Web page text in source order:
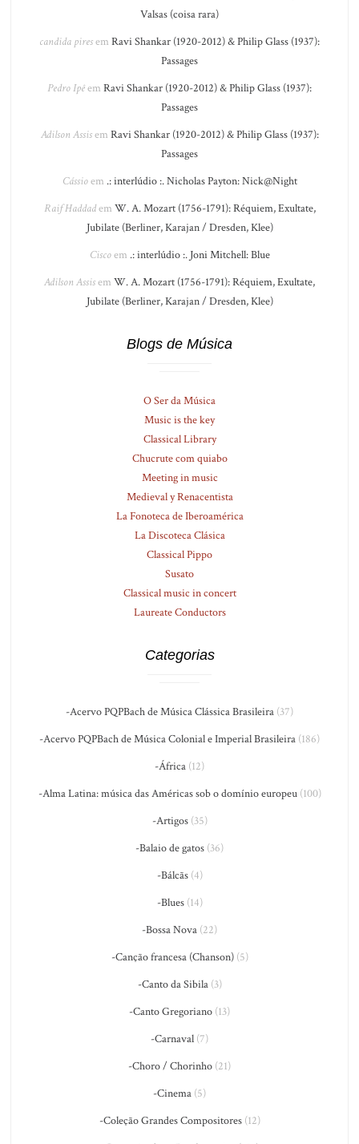
Valsas (coisa rara)
candida piresem Ravi Shankar (1920-2012) & Philip Glass (1937):
Passages
Pedro Ipêem Ravi Shankar (1920-2012) & Philip Glass (1937):
Passages
Adilson Assisem Ravi Shankar (1920-2012) & Philip Glass (1937):
Passages
Cássioem .: interlúdio :. Nicholas Payton: Nick@Night
Raif Haddadem W. A. Mozart (1756-1791): Réquiem, Exultate,
Jubilate (Berliner, Karajan / Dresden, Klee)
Ciscoem .: interlúdio :. Joni Mitchell: Blue
Adilson Assisem W. A. Mozart (1756-1791): Réquiem, Exultate,
Jubilate (Berliner, Karajan / Dresden, Klee)
Blogs de Música
O Ser da Música
Music is the key
Classical Library
Chucrute com quiabo
Meeting in music
Medieval y Renacentista
La Fonoteca de Iberoamérica
La Discoteca Clásica
Classical Pippo
Susato
Classical music in concert
Laureate Conductors
Categorias
-Acervo PQPBach de Música Clássica Brasileira (37)
-Acervo PQPBach de Música Colonial e Imperial Brasileira (186)
-África (12)
-Alma Latina: música das Américas sob o domínio europeu(100)
-Artigos(35)
-Balaio de gatos (36)
-Bálcãs(4)
-Blues(14)
-Bossa Nova (22)
-Canção francesa (Chanson)(5)
-Canto da Sibila(3)
-Canto Gregoriano (13)
-Carnaval (7)
-Choro / Chorinho (21)
-Cinema (5)
-Coleção Grandes Compositores(12)